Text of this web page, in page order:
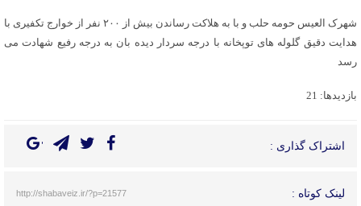
شهرک العیس حومه حلب و با به هلاکت رساندن بیش از ۲۰۰ نفر از خوارج تکفیری با
هدایت دقیق گلوله های توپخانه با درجه سردار دیده بان به درجه رفیع شهادت می
رسد
بازدیدها: 21
اشتراک گذاری :
لینک کوتاه : http://shabaveiz.ir/?p=21577